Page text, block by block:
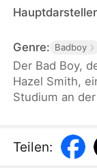
Genre: Badboy
Der Bad Boy,
Hazel Smith,
Studium an
– dem
Teilen: